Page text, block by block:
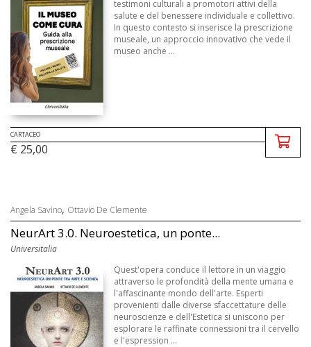
testimoni culturali a promotori attivi della
salute e del benessere individuale e collettivo.
In questo contesto si inserisce la prescrizione
museale, un approccio innovativo che vede il
museo anche ...
CARTACEO
€ 25,00
Angela Savino, Ottavio De Clemente
NeurArt 3.0. Neuroestetica, un ponte...
Universitalia
Quest'opera conduce il lettore in un viaggio
attraverso le profondità della mente umana e
l'affascinante mondo dell'arte. Esperti
provenienti dalle diverse sfaccettature delle
neuroscienze e dell'Estetica si uniscono per
esplorare le raffinate connessioni tra il cervello
e l'espression ...